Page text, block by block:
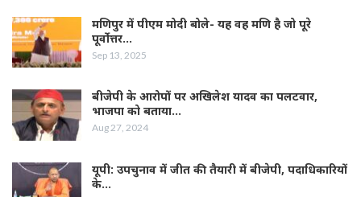
मणिपुर में पीएम मोदी बोले- यह वह मणि है जो पूरे
पूर्वोत्तर…
Sep 13, 2025
बीजेपी के आरोपों पर अखिलेश यादव का पलटवार,
भाजपा को बताया…
Aug 27, 2024
यूपी: उपचुनाव में जीत की तैयारी में बीजेपी, पदाधिकारियों
के…